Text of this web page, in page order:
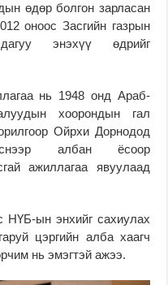
өдөр болгон зарласан
оноос Засгийн газрын
энэхүү өдрийг
нь 1948 онд Араб-
хоорондын гал
Ойрхи Дорнодод
албан ёсоор
ажиллагаа явуулаад
НҮБ-ын энхийг сахиулах
цэргийн алба хаагч
нь эмэгтэй ажээ.